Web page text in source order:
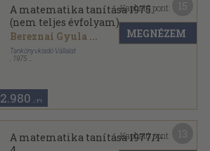
A matematika tanítása 1975.
(nem teljes évfolyam)
Bereznai Gyula ...
Tankönyvkiadó Vállalat
1975
2.980 ,-Ft
Kapható pont:
MEGNÉZEM
A matematika tanítása 1977/1-
Kapható pont: